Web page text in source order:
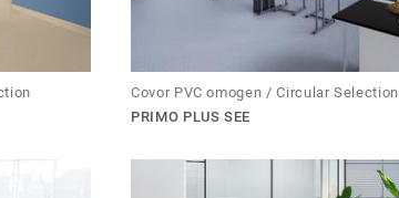
Covor PVC omogen / Circular Selection
PRIMO PLUS SEE